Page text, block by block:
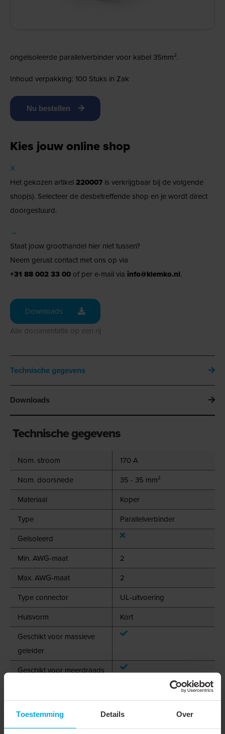
Toestemming Details Over
ongeïsoleerde parallelverbinder voor kabel 35mm².
Inhoud verpakking: 100 Stuks in Zak
Nu bestellen
Kies jouw online shop
X
Het gekozen artikel 220007 is verkrijgbaar bij de volgende
shop(s). Selecteer de desbetreffende shop en je wordt direct
doorgestuurd.
→
Staat jouw groothandel hier niet tussen?
Neem gerust contact met ons op via
+31 88 002 33 00 of per e-mail via info@klemko.nl.
Downloads
Alle documentatie op een rij
Technische gegevens
Downloads
Technische gegevens
Nom. stroom
170 A
Nom. doorsnede
35 - 35 mm²
Materiaal
Koper
Type
Parallelverbinder
Geïsoleerd
Min. AWG-maat
2
Max. AWG-maat
2
Type connector
UL-uitvoering
Hulsvorm
Kort
Geschikt voor massieve
geleider
Geschikt voor meerdraads
Geschikt voor fijndradige
geleider